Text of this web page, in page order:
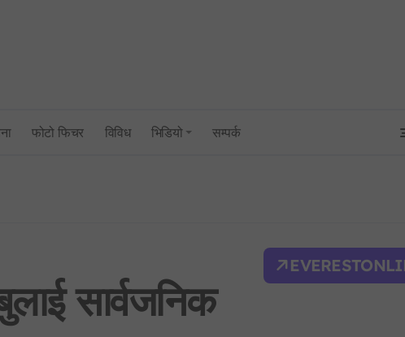
आक्रामक पोष्ट गर्ने अन्सारी पक्राउ
अर्थ मन्त्रालय ओझेलमा: बालेन र स्वर्णिमको आन्तरिक शक्ति सङ्घर्ष सतहमा
व्यक्तिगत अवार्डमा पनि स्पेनको दबदबा, मेसीलाई ‘सिल्भर बल’ र एम्बाप्पेलाई ‘गोल्डेन
उपचार र सेयर कारोबारसहित विभिन्न क्षेत्रमा नयाँ करका दरहरू निर्धारण
फोटो फिचर विविध भिडियो सम्पर्क
सार्वजनिक